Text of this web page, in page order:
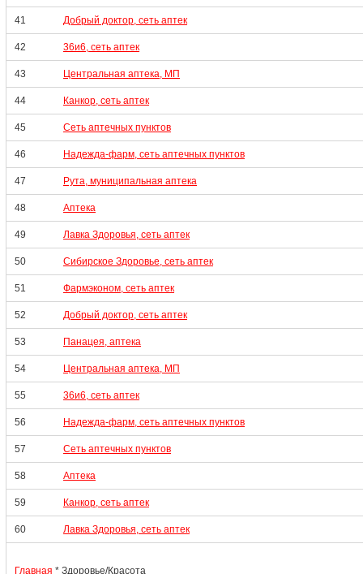
41 Добрый доктор, сеть аптек
42 36и6, сеть аптек
43 Центральная аптека, МП
44 Канкор, сеть аптек
45 Сеть аптечных пунктов
46 Надежда-фарм, сеть аптечных пунктов
47 Рута, муниципальная аптека
48 Аптека
49 Лавка Здоровья, сеть аптек
50 Сибирское Здоровье, сеть аптек
51 Фармэконом, сеть аптек
52 Добрый доктор, сеть аптек
53 Панацея, аптека
54 Центральная аптека, МП
55 36и6, сеть аптек
56 Надежда-фарм, сеть аптечных пунктов
57 Сеть аптечных пунктов
58 Аптека
59 Канкор, сеть аптек
60 Лавка Здоровья, сеть аптек
Главная * Здоровье/Красота